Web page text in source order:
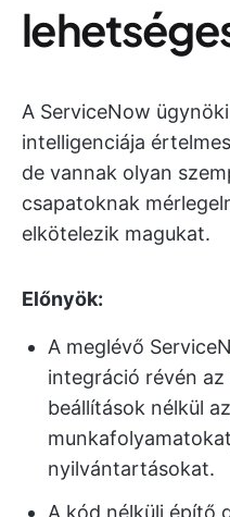
A ServiceNow
intelligenciája
de vannak olyan
csapatoknak
elkötelezik magukat.
Előnyök:
A meglévő
integráció révén
beállítások nélkül
nyilvántartásokat.
A kód nélküli építő